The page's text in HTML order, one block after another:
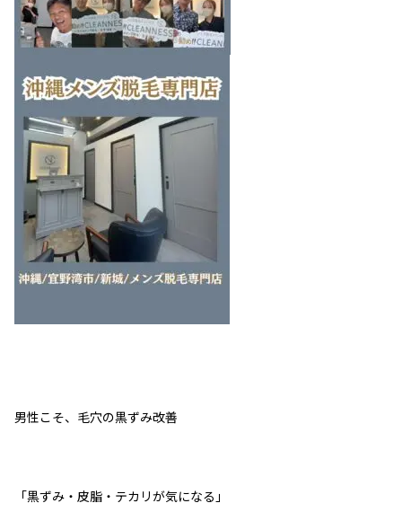
男性こそ、毛穴の黒ずみ改善
「黒ずみ・皮脂・テカリが気になる」